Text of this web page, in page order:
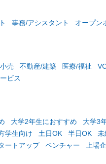
事務/アシスタント オープン
売 不動産/建築 医療/福祉
ビス
大学2年生におすすめ
大学3
学生向け 土日OK 半日OK 未
ートアップ ベンチャー 上場